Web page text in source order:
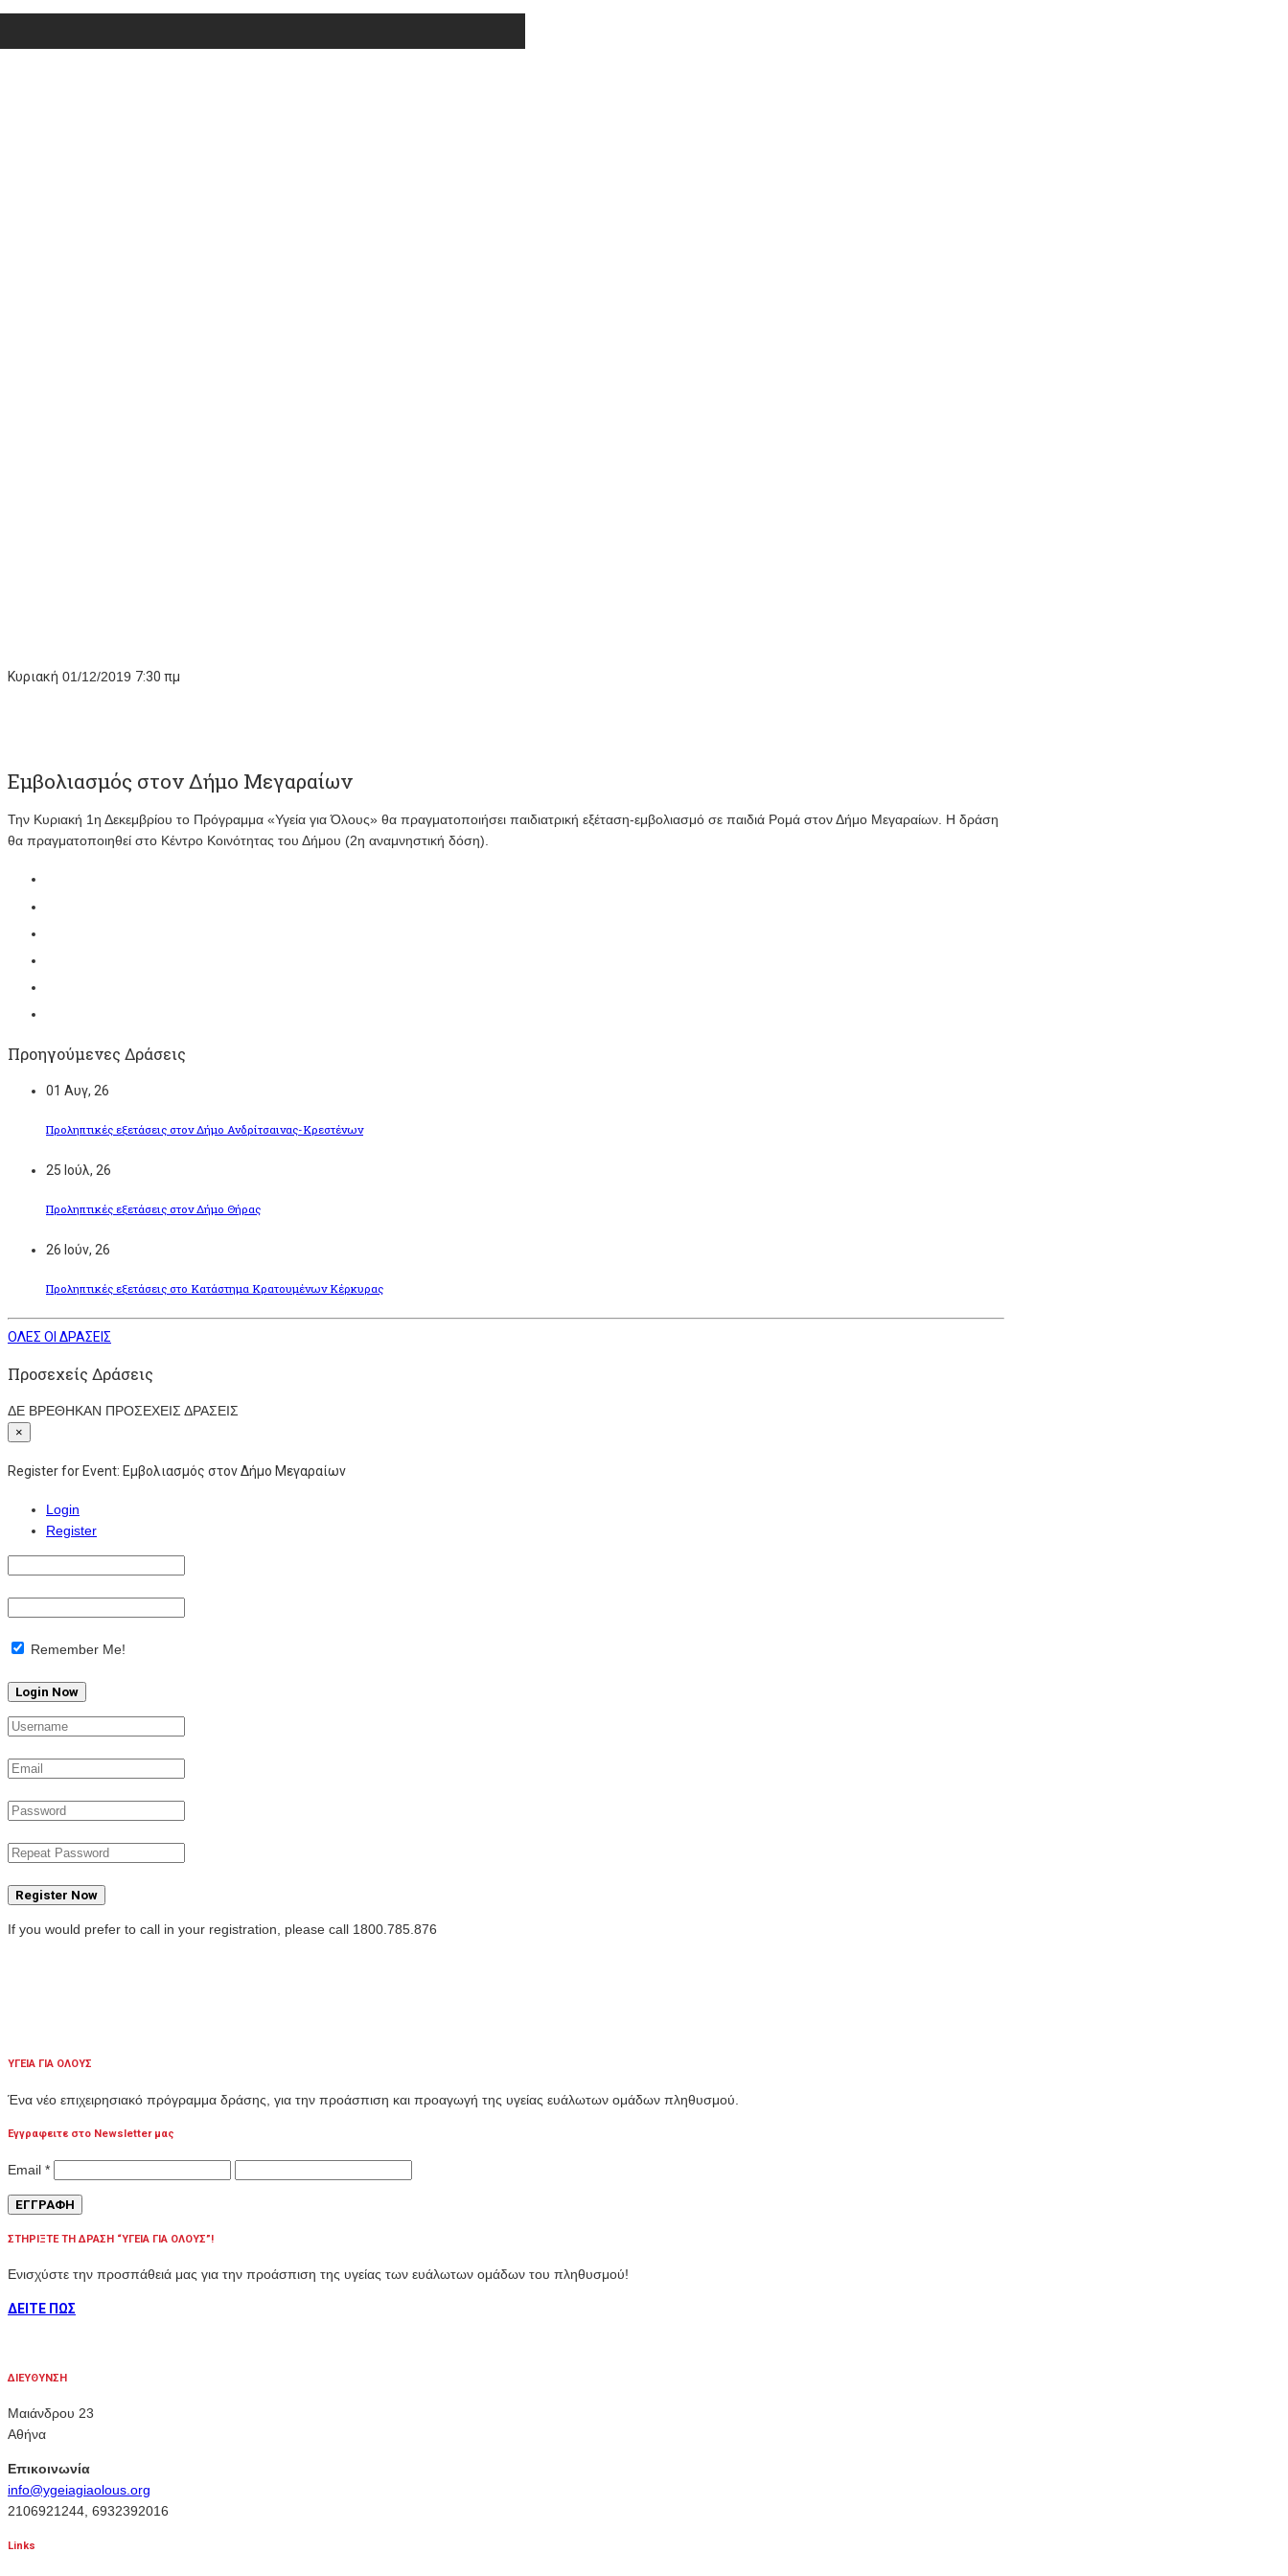
Κυριακή 01/12/2019 7:30 πμ
Εμβολιασμός στον Δήμο Μεγαραίων
Την Κυριακή 1η Δεκεμβρίου το Πρόγραμμα «Υγεία για Όλους» θα πραγματοποιήσει παιδιατρική εξέταση-εμβολιασμό σε παιδιά Ρομά στον Δήμο Μεγαραίων. Η δράση
θα πραγματοποιηθεί στο Κέντρο Κοινότητας του Δήμου (2η αναμνηστική δόση).
Προηγούμενες Δράσεις
01 Αυγ, 26
Προληπτικές εξετάσεις στον Δήμο Ανδρίτσαινας-Κρεστένων
25 Ιούλ, 26
Προληπτικές εξετάσεις στον Δήμο Θήρας
26 Ιούν, 26
Προληπτικές εξετάσεις στο Κατάστημα Κρατουμένων Κέρκυρας
ΟΛΕΣ ΟΙ ΔΡΑΣΕΙΣ
Προσεχείς Δράσεις
ΔΕ ΒΡΕΘΗΚΑΝ ΠΡΟΣΕΧΕΙΣ ΔΡΑΣΕΙΣ
×
Register for Event: Εμβολιασμός στον Δήμο Μεγαραίων
Login
Register
Remember Me!
Register Now
If you would prefer to call in your registration, please call 1800.785.876
ΥΓΕΙΑ ΓΙΑ ΟΛΟΥΣ
Ένα νέο επιχειρησιακό πρόγραμμα δράσης, για την προάσπιση και προαγωγή της υγείας ευάλωτων ομάδων πληθυσμού.
Εγγραφειτε στο Newsletter μας
Email *
ΣΤΗΡΙΞΤΕ ΤΗ ΔΡΑΣΗ “ΥΓΕΙΑ ΓΙΑ ΟΛΟΥΣ”!
Ενισχύστε την προσπάθειά μας για την προάσπιση της υγείας των ευάλωτων ομάδων του πληθυσμού!
ΔΕΙΤΕ ΠΩΣ
ΔΙΕΥΘΥΝΣΗ
Μαιάνδρου 23
Αθήνα
Επικοινωνία
info@ygeiagiaolous.org
2106921244, 6932392016
Links